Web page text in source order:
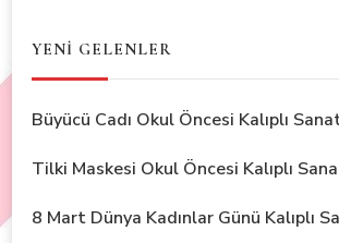
YENİ GELENLER
Büyücü Cadı Okul Öncesi Kalıplı
Tilki Maskesi Okul Öncesi Kalıplı
8 Mart Dünya Kadınlar Günü Kalıplı